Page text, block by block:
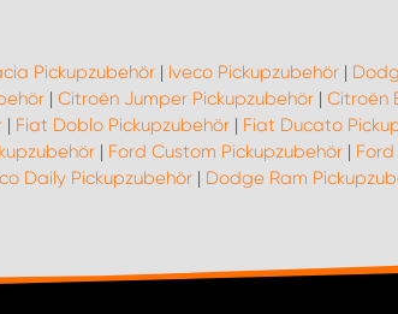
Pickupzubehör| Iveco Pickupzubehör|
| Citroën Jumper Pickupzubehör| Citroën
| Fiat Doblo Pickupzubehör | Fiat Ducato
| Ford Custom Pickupzubehör|
Daily Pickupzubehör| Dodge Ram